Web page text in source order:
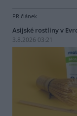
PR článek
Asijské rostliny v
3.8.2026 03:21